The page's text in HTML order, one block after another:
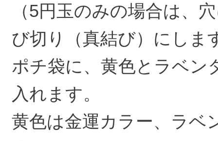
（5円玉のみの場合は、
び切り（真結び）にしま
ポチ袋に、黄色とラベン
入れます。
黄色は金運カラー、ラベ